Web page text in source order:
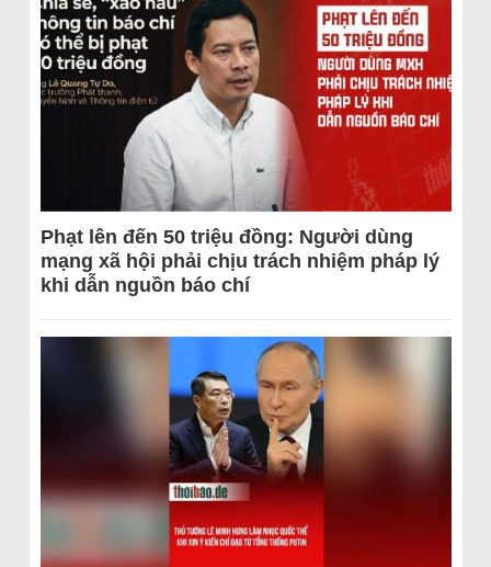
Phạt lên đến 50 triệu đồng: Người dùng
mạng xã hội phải chịu trách nhiệm pháp lý
khi dẫn nguồn báo chí